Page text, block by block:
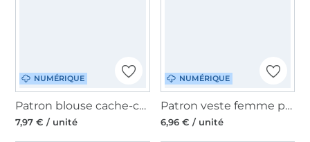
NUMÉRIQUE
Patron blouse cache-coeur femme pdf Aloe Erbsünde, en allemand
7,97 € / unité
NUMÉRIQUE
Patron veste femme pdf Sumare Erbsünde, en allemand
6,96 € / unité